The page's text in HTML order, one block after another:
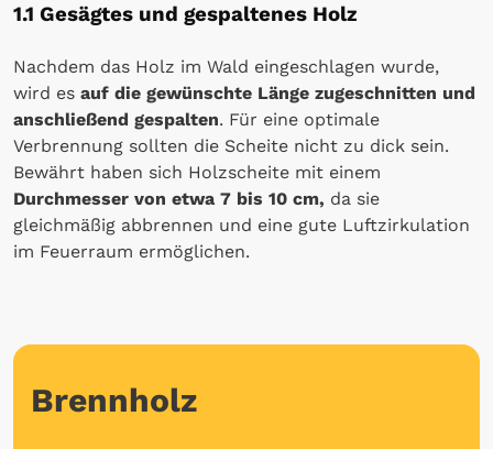
1.1 Gesägtes und gespaltenes Holz
Nachdem das Holz im Wald eingeschlagen wurde,
wird es auf die gewünschte Länge zugeschnitten und
anschließend gespalten. Für eine optimale
Verbrennung sollten die Scheite nicht zu dick sein.
Bewährt haben sich Holzscheite mit einem
Durchmesser von etwa 7 bis 10 cm, da sie
gleichmäßig abbrennen und eine gute Luftzirkulation
im Feuerraum ermöglichen.
Brennholz